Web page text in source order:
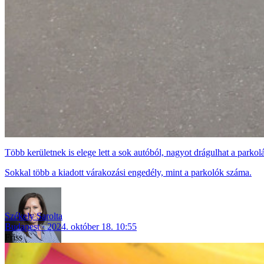
Több kerületnek is elege lett a sok autóból, nagyot drágulhat a
Sokkal több a kiadott várakozási engedély, mint a parkolók száma.
Székely Sarolta
Budapest
2024. október 18. 10:55
Friss